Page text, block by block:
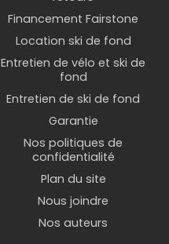
Financement Fairstone
Location ski de fond
Entretien de vélo et ski de
fond
Entretien de ski de fond
Garantie
Nos politiques de
confidentialité
Plan du site
Nous joindre
Nos auteurs